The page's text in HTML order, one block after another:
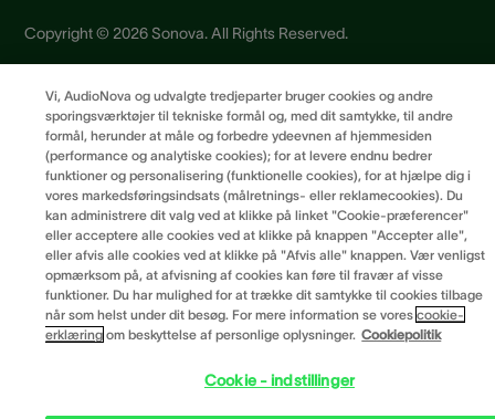
Copyright © 2026 Sonova. All Rights Reserved.
Privatlivspolitik
Brugervilkår
Leverandørprincipper
Cookiepræferencer
Vi, AudioNova og udvalgte tredjeparter bruger cookies og andre
sporingsværktøjer til tekniske formål og, med dit samtykke, til andre
formål, herunder at måle og forbedre ydeevnen af hjemmesiden
(performance og analytiske cookies); for at levere endnu bedrer
funktioner og personalisering (funktionelle cookies), for at hjælpe dig i
vores markedsføringsindsats (målretnings- eller reklamecookies). Du
kan administrere dit valg ved at klikke på linket "Cookie-præferencer"
eller acceptere alle cookies ved at klikke på knappen "Accepter alle",
eller afvis alle cookies ved at klikke på "Afvis alle" knappen. Vær venligst
opmærksom på, at afvisning af cookies kan føre til fravær af visse
funktioner. Du har mulighed for at trække dit samtykke til cookies tilbage
når som helst under dit besøg. For mere information se vorescookie-
erklæring om beskyttelse af personlige oplysninger. Cookiepolitik
Cookie - indstillinger